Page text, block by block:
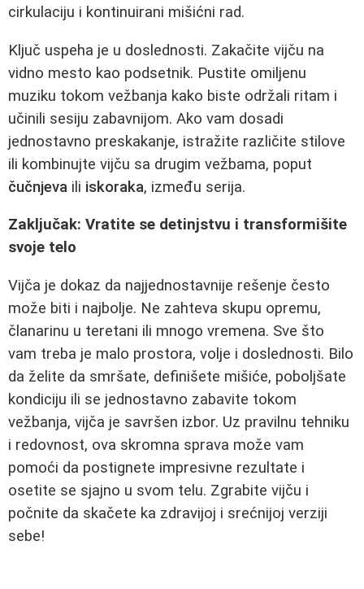
cirkulaciju i kontinuirani mišićni rad.
Ključ uspeha je u doslednosti. Zakačite vijču na
vidno mesto kao podsetnik. Pustite omiljenu
muziku tokom vežbanja kako biste održali ritam i
učinili sesiju zabavnijom. Ako vam dosadi
jednostavno preskakanje, istražite različite stilove
ili kombinujte vijču sa drugim vežbama, poput
čučnjeva ili iskoraka, između serija.
Zaključak: Vratite se detinjstvu i transformišite
svoje telo
Vijča je dokaz da najjednostavnije rešenje često
može biti i najbolje. Ne zahteva skupu opremu,
članarinu u teretani ili mnogo vremena. Sve što
vam treba je malo prostora, volje i doslednosti. Bilo
da želite da smršate, definišete mišiće, poboljšate
kondiciju ili se jednostavno zabavite tokom
vežbanja, vijča je savršen izbor. Uz pravilnu tehniku
i redovnost, ova skromna sprava može vam
pomoći da postignete impresivne rezultate i
osetite se sjajno u svom telu. Zgrabite vijču i
počnite da skačete ka zdravijoj i srećnijoj verziji
sebe!